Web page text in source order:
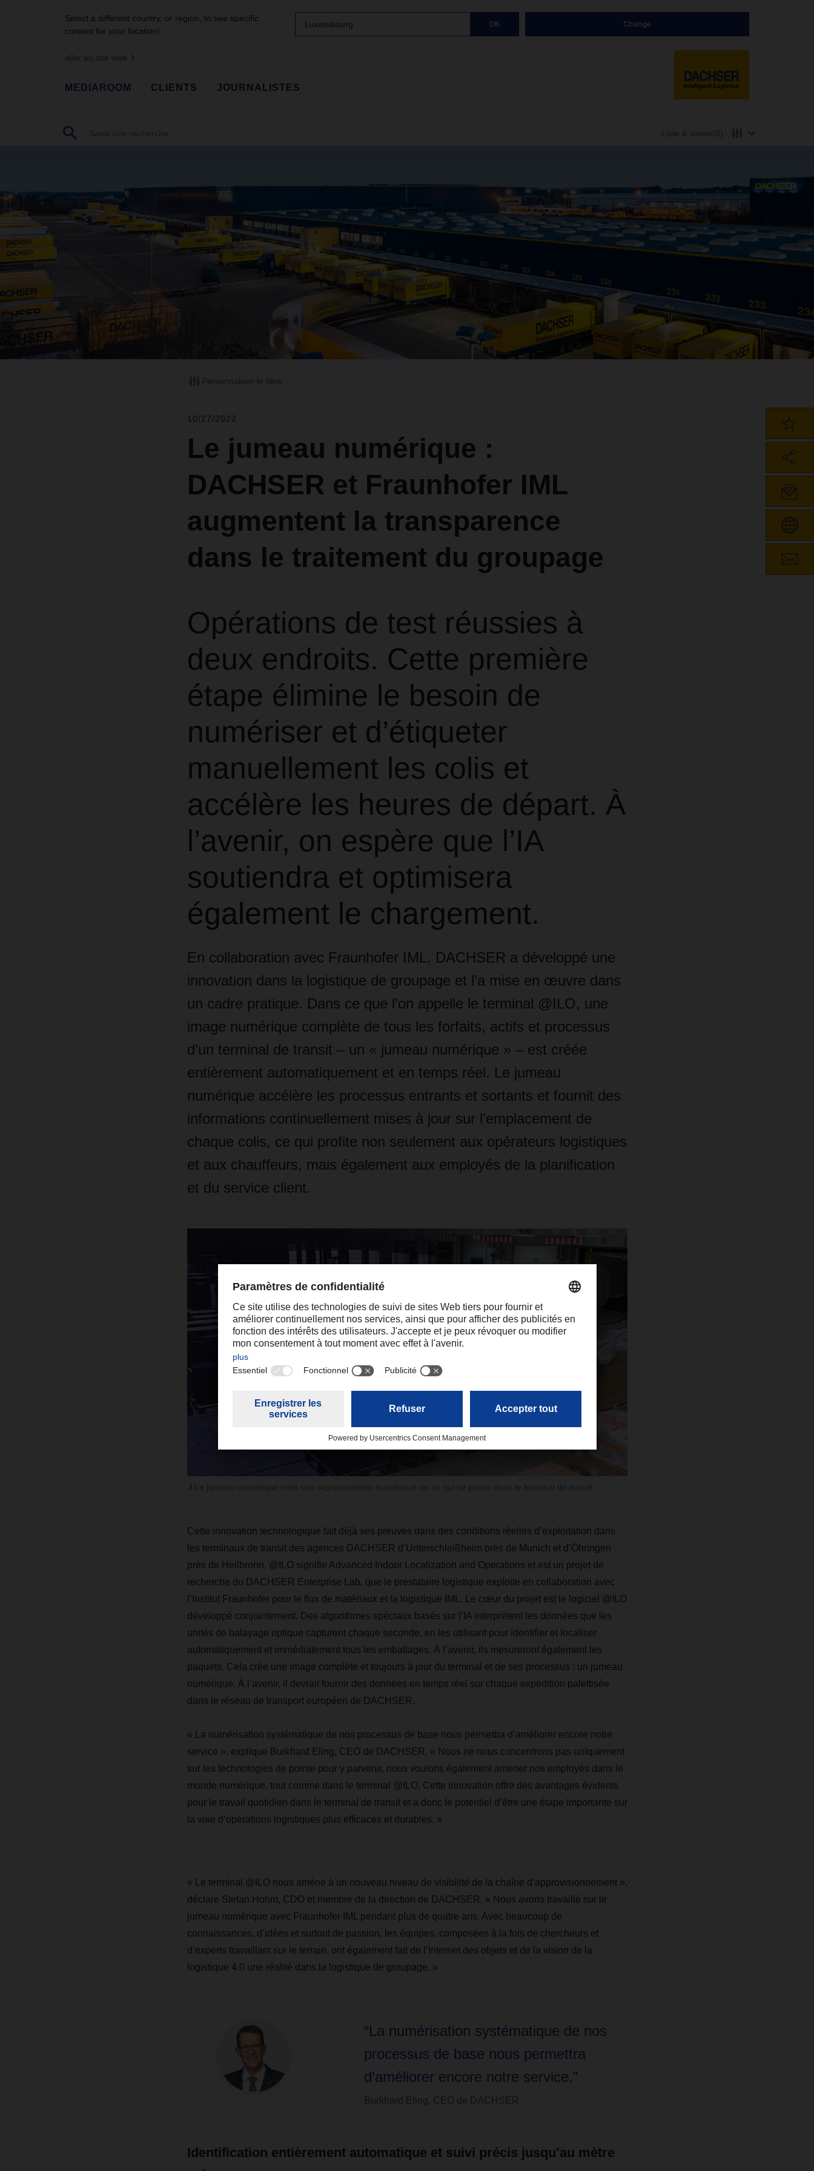
Select a different country, or region, to see specific
content for your location!
Luxembourg OK Change
aller au site web
MEDIAROOM CLIENTS JOURNALISTES
Liste à suivre(0)
Personnaliser le filtre
10/27/2022
Le jumeau numérique :
DACHSER et Fraunhofer IML
augmentent la transparence
dans le traitement du groupage
Opérations de test réussies à
deux endroits. Cette première
étape élimine le besoin de
numériser et d’étiqueter
manuellement les colis et
accélère les heures de départ. À
l’avenir, on espère que l’IA
soutiendra et optimisera
également le chargement.
En collaboration avec Fraunhofer IML, DACHSER a développé une
innovation dans la logistique de groupage et l’a mise en œuvre dans
un cadre pratique. Dans ce que l’on appelle le terminal @ILO, une
image numérique complète de tous les forfaits, actifs et processus
d’un terminal de transit – un « jumeau numérique » – est créée
entièrement automatiquement et en temps réel. Le jumeau
numérique accélère les processus entrants et sortants et fournit des
informations continuellement mises à jour sur l’emplacement de
chaque colis, ce qui profite non seulement aux opérateurs logistiques
et aux chauffeurs, mais également aux employés de la planification
et du service client.
Cette innovation technologique fait déjà ses preuves dans des conditions réelles d’exploitation dans
les terminaux de transit des agences DACHSER d’Unterschleißheim près de Munich et d’Öhringen
près de Heilbronn. @ILO signifie Advanced Indoor Localization and Operations et est un projet de
recherche du DACHSER Enterprise Lab, que le prestataire logistique exploite en collaboration avec
l’Institut Fraunhofer pour le flux de matériaux et la logistique IML. Le cœur du projet est le logiciel @ILO
développé conjointement. Des algorithmes spéciaux basés sur l’IA interprètent les données que les
unités de balayage optique capturent chaque seconde, en les utilisant pour identifier et localiser
automatiquement et immédiatement tous les emballages. À l’avenir, ils mesureront également les
paquets. Cela crée une image complète et toujours à jour du terminal et de ses processus : un jumeau
numérique. À l’avenir, il devrait fournir des données en temps réel sur chaque expédition palettisée
dans le réseau de transport européen de DACHSER.
« La numérisation systématique de nos processus de base nous permettra d’améliorer encore notre
service », explique Burkhard Eling, CEO de DACHSER. « Nous ne nous concentrons pas uniquement
sur les technologies de pointe pour y parvenir, nous voulons également amener nos employés dans le
monde numérique, tout comme dans le terminal @ILO. Cette innovation offre des avantages évidents
pour le travail quotidien dans le terminal de transit et a donc le potentiel d’être une étape importante sur
la voie d’opérations logistiques plus efficaces et durables. »
« Le terminal @ILO nous amène à un nouveau niveau de visibilité de la chaîne d’approvisionnement »,
déclare Stefan Hohm, CDO et membre de la direction de DACHSER. « Nous avons travaillé sur le
jumeau numérique avec Fraunhofer IML pendant plus de quatre ans. Avec beaucoup de
connaissances, d’idées et surtout de passion, les équipes, composées à la fois de chercheurs et
d’experts travaillant sur le terrain, ont également fait de l’Internet des objets et de la vision de la
logistique 4.0 une réalité dans la logistique de groupage. »
“La numérisation systématique de nos
processus de base nous permettra
d’améliorer encore notre service.”
Burkhard Eling, CEO de DACHSER
Identification entièrement automatique et suivi précis jusqu’au mètre